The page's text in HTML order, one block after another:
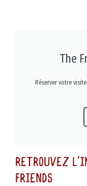
The
Réserver votre
Retrouvez
Friends